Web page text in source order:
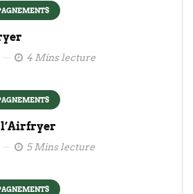
4 Mins lecture
5 Mins lecture